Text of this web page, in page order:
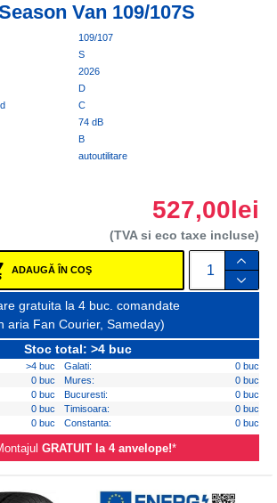
Van 109/107S
109/107
S
2026
D
C
74 dB
B
autoutilitare
527,00lei
(TVA si eco taxe incluse)
ADAUGĂ ÎN COŞ
gratuita la 4 buc. comandate
aria Fan Courier, Sameday)
Stoc total: >4 buc
>4 buc Galati:
0 buc
0 buc Mures:
0 buc
0 buc Bucuresti:
0 buc
0 buc Timisoara:
0 buc
0 buc Constanta: 0 buc
GRATUIT la 4 anvelope!*